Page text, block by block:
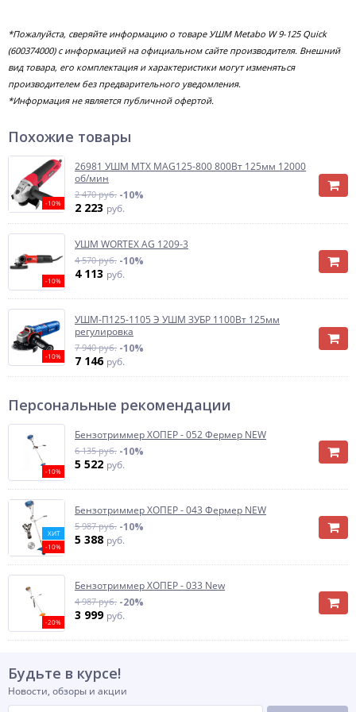
*Пожалуйста, сверяйте информацию о товаре УШМ Metabo W 9-125 Quick
(600374000) с информацией на официальном сайте производителя. Внешний
вид товара, его комплектация и характеристики могут изменяться
производителем без предварительного уведомления.
*Информация не является публичной офертой.
Похожие товары
-10%
26981 УШМ MTX MAG125-800 800Вт 125мм 12000
об/мин
2 470 руб. -10%
2 223 руб.
-10%
УШМ WORTEX AG 1209-3
4 570 руб. -10%
4 113 руб.
-10%
УШМ-П125-1105 Э УШМ ЗУБР 1100Вт 125мм
регулировка
7 940 руб. -10%
7 146 руб.
Персональные рекомендации
-10%
Бензотриммер ХОПЕР - 052 Фермер NEW
6 135 руб. -10%
5 522 руб.
ХИТ
-10%
Бензотриммер ХОПЕР - 043 Фермер NEW
5 987 руб. -10%
5 388 руб.
-20%
Бензотриммер ХОПЕР - 033 New
4 987 руб. -20%
3 999 руб.
Будьте в курсе!
Новости, обзоры и акции